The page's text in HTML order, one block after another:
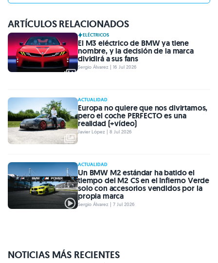
ARTÍCULOS RELACIONADOS
ELÉCTRICOS
El M3 eléctrico de BMW ya tiene
nombre, y la decisión de la marca
dividirá a sus fans
Sergio Álvarez | 16 Jul 2026
ACTUALIDAD
Europa no quiere que nos divirtamos,
pero el coche PERFECTO es una
realidad (+vídeo)
Javier López | 8 Jul 2026
ACTUALIDAD
Un BMW M2 estándar ha batido el
tiempo del M2 CS en el Infierno Verde
solo con accesorios vendidos por la
propia marca
Sergio Álvarez | 7 Jul 2026
NOTICIAS MÁS RECIENTES